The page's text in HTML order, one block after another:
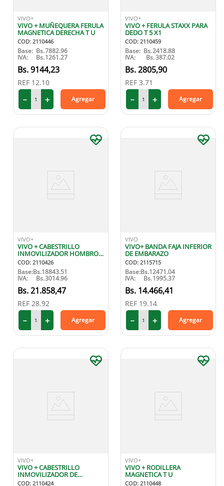
VIVO+
VIVO + MUÑEQUERA FERULA
MAGNETICA DERECHA T U
COD: 2110446
Base: Bs.7882.96
IVA: Bs.1261.27
9144,23
REF 12.10
＋
－ Agregar
VIVO+
VIVO + FERULA STAXX PARA
DEDO T 5 X1
COD: 2110459
Base: Bs.2418.88
IVA: Bs.387.02
2805,90
REF 3.71
＋
－ Agregar
VIVO+
VIVO + CABESTRILLO
INMOVILIZADOR HOMBRO
AD
COD: 2110426
Base:Bs.18843.51
IVA: Bs.3014.96
21.858,47
REF 28.92
＋
－ Agregar
VIVO
VIVO+ BANDA FAJA INFERIOR
DE EMBARAZO
COD: 2115715
Base:Bs.12471.04
IVA: Bs.1995.37
14.466,41
REF 19.14
＋
－ Agregar
VIVO+
VIVO + CABESTRILLO
INMOVILIZADOR DE
HOMBRO TIPO AVION
COD: 2110424
VIVO+
VIVO + RODILLERA
MAGNETICA T U
COD: 2110448